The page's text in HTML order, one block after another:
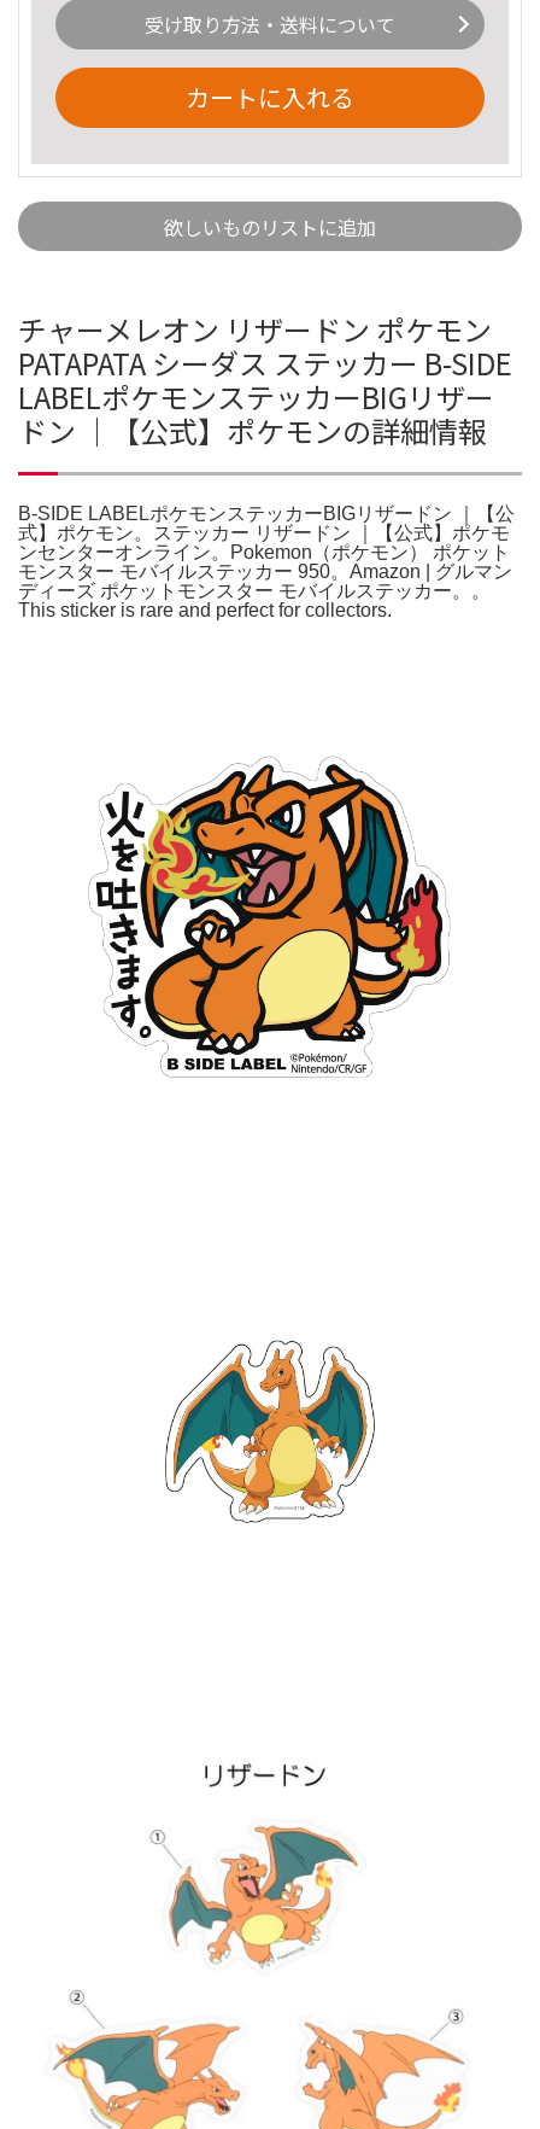
受け取り方法・送料について
カートに入れる
欲しいものリストに追加
チャーメレオン リザードン ポケモン
PATAPATA シーダス ステッカー B-SIDE
LABELポケモンステッカーBIGリザー
ドン ｜【公式】ポケモンの詳細情報
B-SIDE LABELポケモンステッカーBIGリザードン ｜【公
式】ポケモン。ステッカー リザードン ｜【公式】ポケモ
ンセンターオンライン。Pokemon（ポケモン） ポケット
モンスター モバイルステッカー 950。Amazon | グルマン
ディーズ ポケットモンスター モバイルステッカー。。
This sticker is rare and perfect for collectors.